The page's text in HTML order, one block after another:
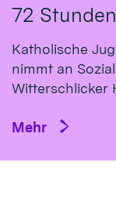
72
Katholische
nimmt an
Witterschlicker
Mehr